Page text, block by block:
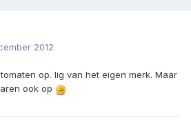
2012
op. Iig van het eigen merk. Maar
ook op